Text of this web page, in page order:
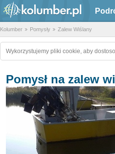
Kolumber Pomysły Zalew Wiślany
Wykorzystujemy pliki cookie, aby
Pomysł na zalew